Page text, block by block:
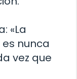
«La
nunca
vez que